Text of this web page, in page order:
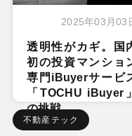
2025年03月03
透明性がカギ。国
初の投資マンショ
専門iBuyerサービ
「TOCHU iBuyer」
の挑戦
不動産テック